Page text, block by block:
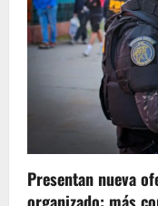
Presentan nueva
organizado: más